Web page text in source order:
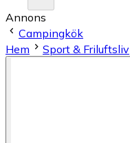
Annons
Campingkök
Hem
Sport & Friluftsliv